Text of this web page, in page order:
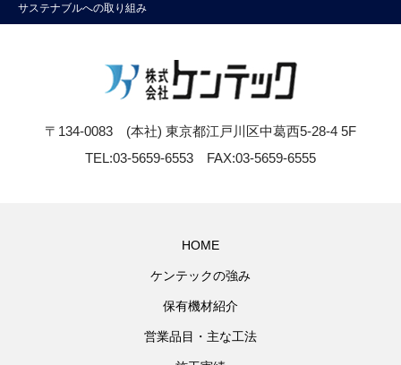
サステナブルへの取り組み
〒134-0083 (本社) 東京都江戸川区中葛西5-28-4 5F
TEL:03-5659-6553 FAX:03-5659-6555
HOME
ケンテックの強み
保有機材紹介
営業品目・主な工法